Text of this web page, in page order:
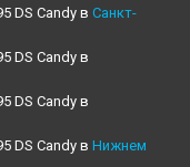
DS Candy в Санкт-
DS Candy в
DS Candy в
DS Candy в Нижнем